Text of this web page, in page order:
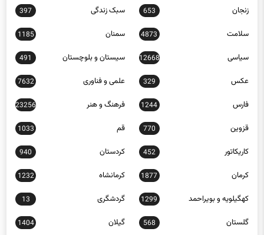
سلامت 4873 سمنان 1185
سیاسی 12668 سیستان و بلوچستان 491
عکس 329 علمی و فناوری 7632
فارس 1244 فرهنگ و هنر 23256
قزوین 770 قم 1033
کاریکاتور 452 کردستان 940
کرمان 1877 کرمانشاه 1232
کهگیلویه و بویراحمد 1299 گردشگری 13
گلستان 568 گیلان 1404
لرستان 1161 مازندران 897